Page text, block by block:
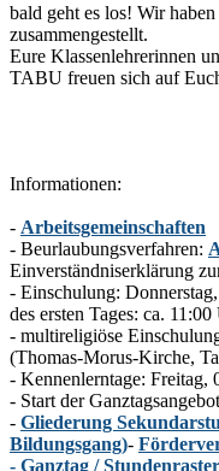
bald geht es los! Wir
zusammengestellt.
Eure Klassenlehrerinnen
TABU freuen sich auf
Informationen:
- Arbeitsgemeinschaften
- Beurlaubungsverfahren:
Einverständniserklärung
- Einschulung:
des ersten Tages: ca.
- multireligiöse
(Thomas-Morus-Kirche,
- Kennenlerntage: Freitag,
- Start der
- Gliederung
Bildungsgang)-
- Ganztag /